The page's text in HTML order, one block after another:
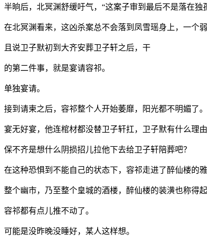
半晌后，北冥渊舒缓吁气，“这案子审到最后不是落在
在北冥渊看来，这凶杀案总不会落到凤雪瑶身上，一
且说卫子默初到大齐安葬卫子轩之后，干
的第二件事，就是宴请容祁。
单独宴请。
接到请柬之后，容祁整个人开始萎靡，阳光都不明媚了。
宴无好宴，他连棺材都没替卫子轩扛，卫子默有什么理由
保不齐是想什么阴损招儿拉他下去给卫子轩陪葬吧？
在这种恐惧到不能自己的状态下，容祁走进了醉仙楼的雅
整个幽市，乃至整个皇城的酒楼，醉仙楼的装潢也称得
容祁都有点儿推不动了。
可能是没昨晚没睡好，某人这样想。